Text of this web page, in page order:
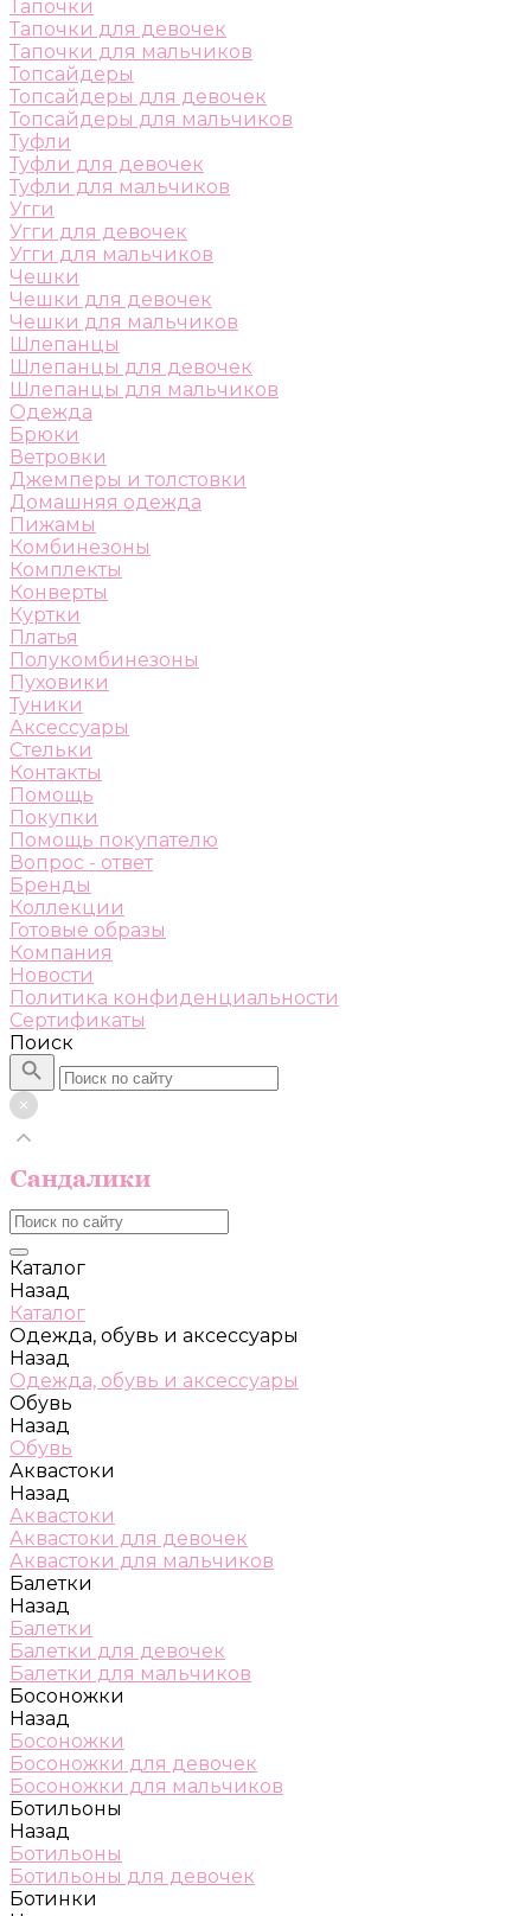
Тапочки
Тапочки для девочек
Тапочки для мальчиков
Топсайдеры
Топсайдеры для девочек
Топсайдеры для мальчиков
Туфли
Туфли для девочек
Туфли для мальчиков
Угги
Угги для девочек
Угги для мальчиков
Чешки
Чешки для девочек
Чешки для мальчиков
Шлепанцы
Шлепанцы для девочек
Шлепанцы для мальчиков
Одежда
Брюки
Ветровки
Джемперы и толстовки
Домашняя одежда
Пижамы
Комбинезоны
Комплекты
Конверты
Куртки
Платья
Полукомбинезоны
Пуховики
Туники
Аксессуары
Стельки
Контакты
Помощь
Покупки
Помощь покупателю
Вопрос - ответ
Бренды
Коллекции
Готовые образы
Компания
Новости
Политика конфиденциальности
Сертификаты
Поиск
Каталог
Назад
Каталог
Одежда, обувь и аксессуары
Назад
Одежда, обувь и аксессуары
Обувь
Назад
Обувь
Аквастоки
Назад
Аквастоки
Аквастоки для девочек
Аквастоки для мальчиков
Балетки
Назад
Балетки
Балетки для девочек
Балетки для мальчиков
Босоножки
Назад
Босоножки
Босоножки для девочек
Босоножки для мальчиков
Ботильоны
Назад
Ботильоны
Ботильоны для девочек
Ботинки